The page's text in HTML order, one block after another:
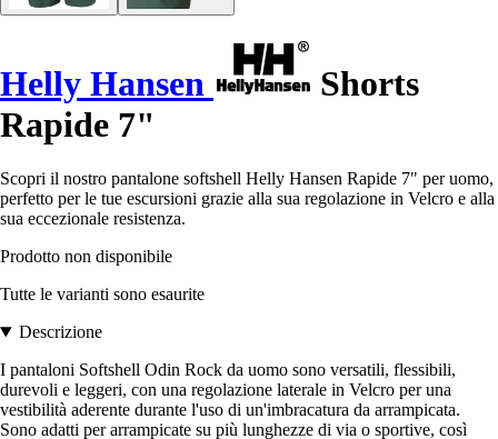
Helly Hansen
Shorts
Rapide 7"
Scopri il nostro pantalone softshell Helly Hansen Rapide 7" per uomo,
perfetto per le tue escursioni grazie alla sua regolazione in Velcro e alla
sua eccezionale resistenza.
Prodotto non disponibile
Tutte le varianti sono esaurite
Descrizione
I pantaloni Softshell Odin Rock da uomo sono versatili, flessibili,
durevoli e leggeri, con una regolazione laterale in Velcro per una
vestibilità aderente durante l'uso di un'imbracatura da arrampicata.
Sono adatti per arrampicate su più lunghezze di via o sportive, così